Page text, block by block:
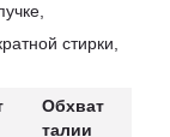
стирки,
Обхват
талии